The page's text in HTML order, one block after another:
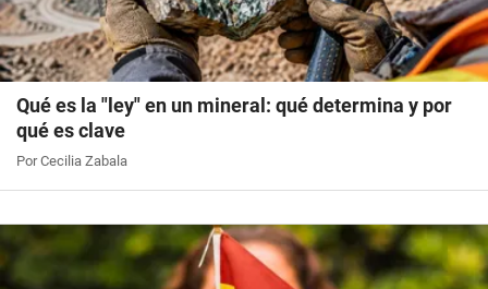
Qué es la "ley" en un mineral: qué determina y por
qué es clave
Por Cecilia Zabala